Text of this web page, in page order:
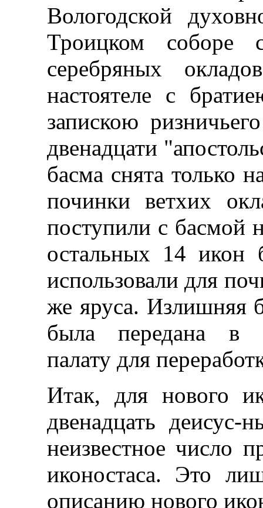
Вологодской
Троицком соборе
серебряных
настоятеле с
запискою
двенадцати
басма снята только
починки ветхих
поступили с басмой
остальных 14 икон
использовали для
же яруса. Излишняя
была передана в
палату для
Итак, для нового
двенадцать
неизвестное число
иконостаса. Это
описанию нового